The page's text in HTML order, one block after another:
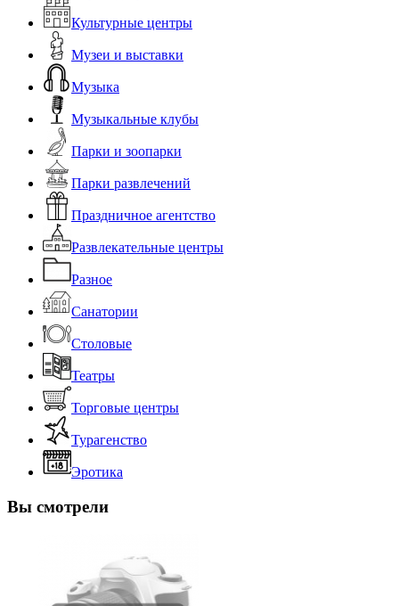
Культурные центры
Музеи и выставки
Музыка
Музыкальные клубы
Парки и зоопарки
Парки развлечений
Праздничное агентство
Развлекательные центры
Разное
Санатории
Столовые
Театры
Торговые центры
Турагенство
Эротика
Вы смотрели